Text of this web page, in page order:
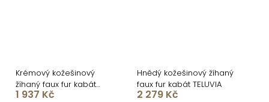
Krémový kožešinový
žíhaný faux fur kabát
TELUVIA
1 937 Kč
Hnědý kožešinový žíhaný
faux fur kabát TELUVIA
2 279 Kč